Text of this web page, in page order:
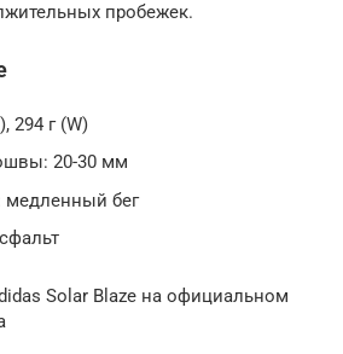
пробежек.
294 г (W)
20-30 мм
медленный бег
Solar Blaze на официальном